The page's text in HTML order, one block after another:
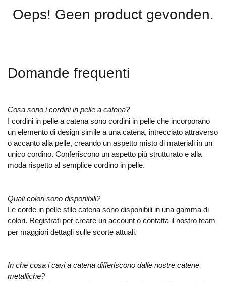
Oeps! Geen product gevonden.
Domande frequenti
Cosa sono i cordini in pelle a catena?
I cordini in pelle a catena sono cordini in pelle che incorporano
un elemento di design simile a una catena, intrecciato attraverso
o accanto alla pelle, creando un aspetto misto di materiali in un
unico cordino. Conferiscono un aspetto più strutturato e alla
moda rispetto al semplice cordino in pelle.
Quali colori sono disponibili?
Le corde in pelle stile catena sono disponibili in una gamma di
colori. Registrati per creare un account o contatta il nostro team
per maggiori dettagli sulle scorte attuali.
In che cosa i cavi a catena differiscono dalle nostre catene
metalliche?